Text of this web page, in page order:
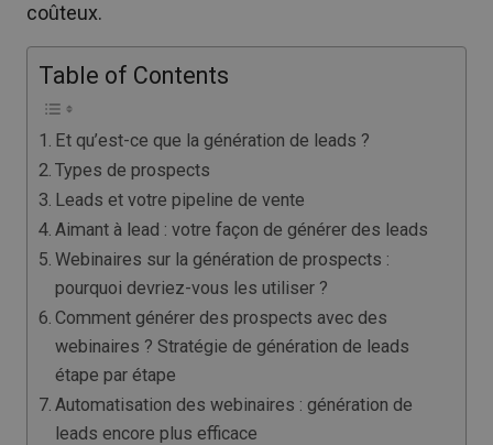
coûteux.
Table of Contents
Et qu’est-ce que la génération de leads ?
Types de prospects
Leads et votre pipeline de vente
Aimant à lead : votre façon de générer des leads
Webinaires sur la génération de prospects :
pourquoi devriez-vous les utiliser ?
Comment générer des prospects avec des
webinaires ? Stratégie de génération de leads
étape par étape
Automatisation des webinaires : génération de
leads encore plus efficace